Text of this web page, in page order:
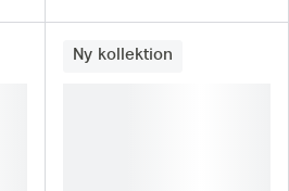
Ny kollektion